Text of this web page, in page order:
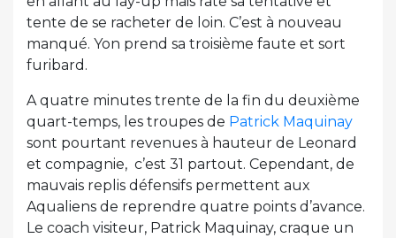
tente de se racheter de loin. C’est à nouveau
manqué. Yon prend sa troisième faute et sort
furibard.
A quatre minutes trente de la fin du deuxième
quart-temps, les troupes de Patrick Maquinay
sont pourtant revenues à hauteur de Leonard
et compagnie, c’est 31 partout. Cependant, de
mauvais replis défensifs permettent aux
Aqualiens de reprendre quatre points d’avance.
Le coach visiteur, Patrick Maquinay, craque un